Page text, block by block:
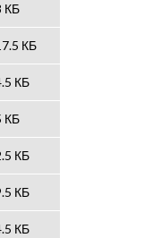
КБ
КБ
КБ
КБ
КБ
КБ
КБ